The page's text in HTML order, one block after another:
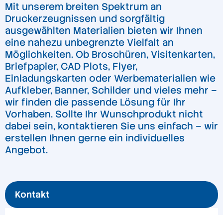
Mit unserem breiten Spektrum an
Druckerzeugnissen und sorgfältig
ausgewählten Materialien bieten wir Ihnen
eine nahezu unbegrenzte Vielfalt an
Möglichkeiten. Ob Broschüren, Visitenkarten,
Briefpapier, CAD Plots, Flyer,
Einladungskarten oder Werbematerialien wie
Aufkleber, Banner, Schilder und vieles mehr –
wir finden die passende Lösung für Ihr
Vorhaben. Sollte Ihr Wunschprodukt nicht
dabei sein, kontaktieren Sie uns einfach – wir
erstellen Ihnen gerne ein individuelles
Angebot.
Kontakt